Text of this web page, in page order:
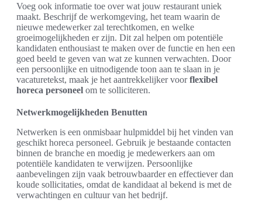
Voeg ook informatie toe over wat jouw restaurant uniek
maakt. Beschrijf de werkomgeving, het team waarin de
nieuwe medewerker zal terechtkomen, en welke
groeimogelijkheden er zijn. Dit zal helpen om potentiële
kandidaten enthousiast te maken over de functie en hen een
goed beeld te geven van wat ze kunnen verwachten. Door
een persoonlijke en uitnodigende toon aan te slaan in je
vacaturetekst, maak je het aantrekkelijker voorflexibel
horeca personeel om te solliciteren.
Netwerkmogelijkheden Benutten
Netwerken is een onmisbaar hulpmiddel bij het vinden van
geschikt horeca personeel. Gebruik je bestaande contacten
binnen de branche en moedig je medewerkers aan om
potentiële kandidaten te verwijzen. Persoonlijke
aanbevelingen zijn vaak betrouwbaarder en effectiever dan
koude sollicitaties, omdat de kandidaat al bekend is met de
verwachtingen en cultuur van het bedrijf.